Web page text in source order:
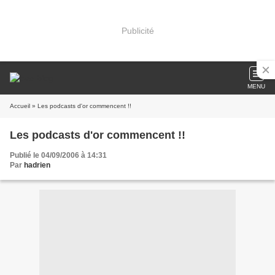
Publicité
MENU
Accueil » Les podcasts d'or commencent !!
Les podcasts d'or commencent !!
Publié le 04/09/2006 à 14:31
Par hadrien